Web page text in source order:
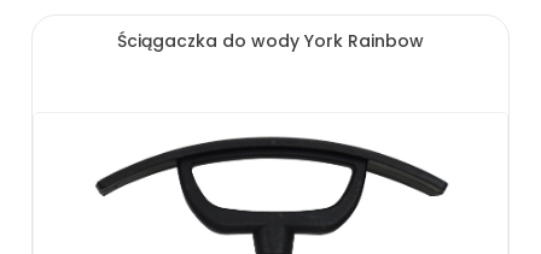
Ściągaczka do wody York Rainbow